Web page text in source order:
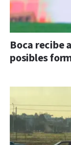
Boca recibe
posibles